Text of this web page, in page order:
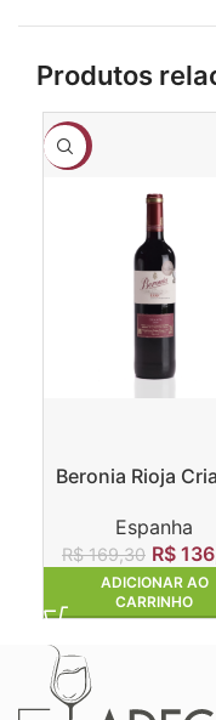
Produtos
-19%
Beronia Rioja
Espanha
R$169,30 R$
ADICIONAR AO
CARRINHO